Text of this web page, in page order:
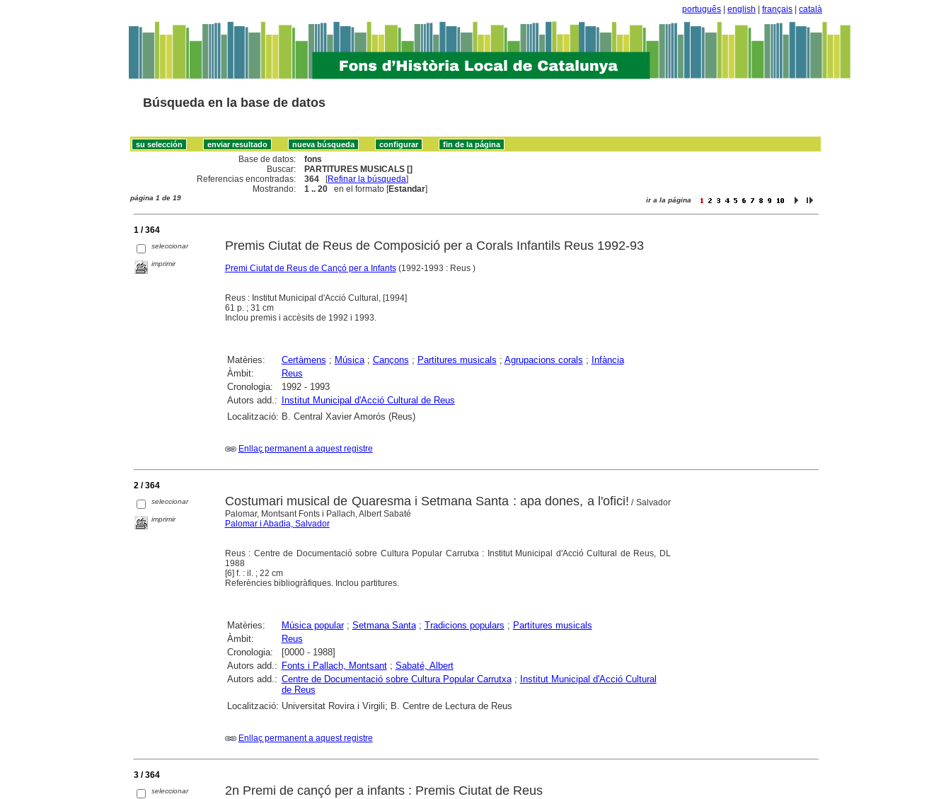
português english français català
Búsqueda en la base de datos
Base de datos:
fons
Buscar:
PARTITURES MUSICALS []
Referencias encontradas:
364 [Refinar la búsqueda]
Mostrando:
1 .. 20 en el formato [Estandar]
página 1 de 19 ir a la página
1 / 364
seleccionar
imprimir
Premis Ciutat de Reus de Composició per a Corals Infantils Reus 1992-93
Premi Ciutat de Reus de Cançó per a Infants(1992-1993 : Reus )
Reus : Institut Municipal d'Acció Cultural, [1994]
61 p. ; 31 cm
Inclou premis i accèsits de 1992 i 1993.
Matèries: Certàmens ; Música; Cançons ; Partitures musicals ; Agrupacions corals ; Infància
Àmbit:
Reus
Cronologia:
1992 - 1993
Autors add.:
Institut Municipal d'Acció Cultural de Reus
Localització: B. Central Xavier Amorós (Reus)
Enllaç permanent a aquest registre
2 / 364
seleccionar
imprimir
Costumari musical de Quaresma i Setmana Santa : apa dones, a l'ofici! / Salvador
Palomar, Montsant Fonts i Pallach, Albert Sabaté
Palomar i Abadia, Salvador
Reus : Centre de Documentació sobre Cultura Popular Carrutxa : Institut Municipal d'Acció Cultural de Reus, DL
1988
[6] f. : il. ; 22 cm
Referències bibliogràfiques. Inclou partitures.
Matèries: Música popular; Setmana Santa; Tradicions populars ; Partitures musicals
Àmbit:
Reus
Cronologia:
[0000 - 1988]
Autors add.: Fonts i Pallach, Montsant; Sabaté, Albert
Autors add.: Centre de Documentació sobre Cultura Popular Carrutxa; Institut Municipal d'Acció Cultural
de Reus
Localització: Universitat Rovira i Virgili; B. Centre de Lectura de Reus
Enllaç permanent a aquest registre
3 / 364
seleccionar 2n Premi de cançó per a infants : Premis Ciutat de Reus